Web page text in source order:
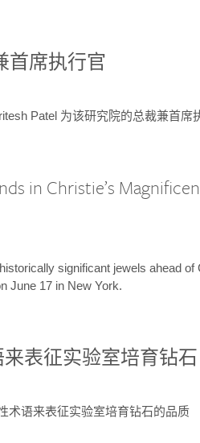
首席执行官
Patel 为该研究院的总裁兼首席
in Christie’s
significant jewels ahead of
June 17 in New York.
表征实验室培育钻石
术语来表征实验室培育钻石的品质